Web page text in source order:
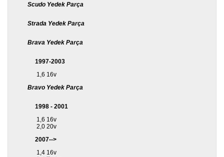
YağlarıScudo Yedek Parça
Strada Yedek Parça
Brava Yedek Parça
1997-2003
1,6 16v
Bravo Yedek Parça
1998 - 2001
1,6 16v
2,0 20v
2007-->
1,4 16v